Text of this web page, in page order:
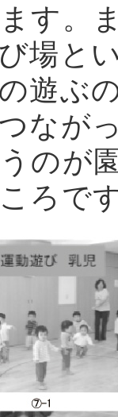
す。
場と
遊ぶ
なが
のが
ろで